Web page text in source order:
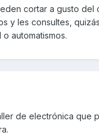
cortar a gusto del
y les consultes,
automatismos.
de electrónica que